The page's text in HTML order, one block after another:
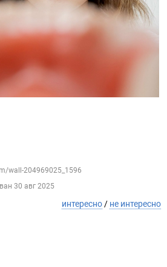
wall-204969025_1596
30 авг 2025
интересно / не интересно